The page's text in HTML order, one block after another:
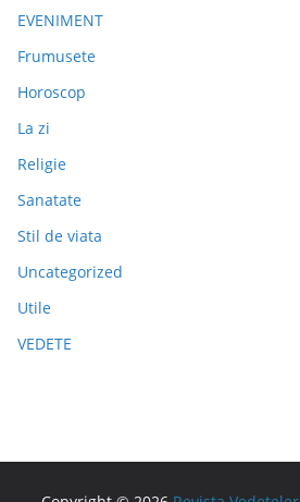
EVENIMENT
Frumusete
Horoscop
La zi
Religie
Sanatate
Stil de viata
Uncategorized
Utile
VEDETE